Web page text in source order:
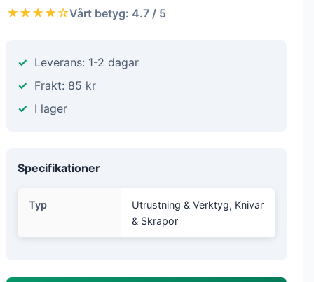
★★★★☆Vårt betyg: 4.7 / 5
Leverans: 1-2 dagar
Frakt: 85 kr
I lager
Specifikationer
Typ
Utrustning & Verktyg, Knivar
& Skrapor